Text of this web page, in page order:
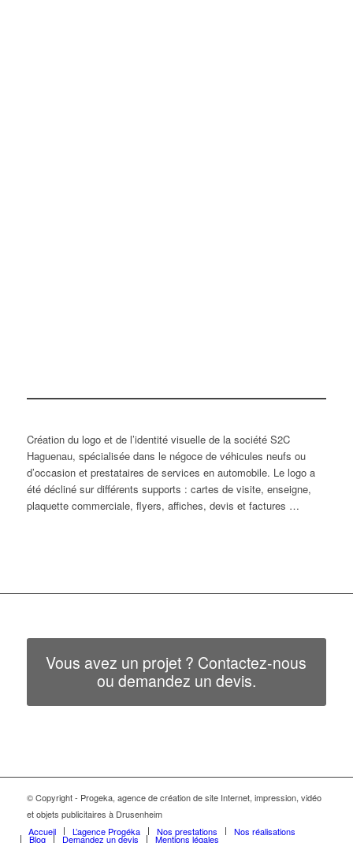
Création du logo et de l’identité visuelle de la société S2C
Haguenau, spécialisée dans le négoce de véhicules neufs ou
d’occasion et prestataires de services en automobile. Le logo a
été décliné sur différents supports : cartes de visite, enseigne,
plaquette commerciale, flyers, affiches, devis et factures …
Vous avez un projet ? Contactez-nous
ou demandez un devis.
© Copyright - Progeka, agence de création de site Internet, impression, vidéo
et objets publicitaires à Drusenheim
Accueil
L’agence Progéka Nos prestations Nos réalisations
Blog Demandez un devis Mentions légales